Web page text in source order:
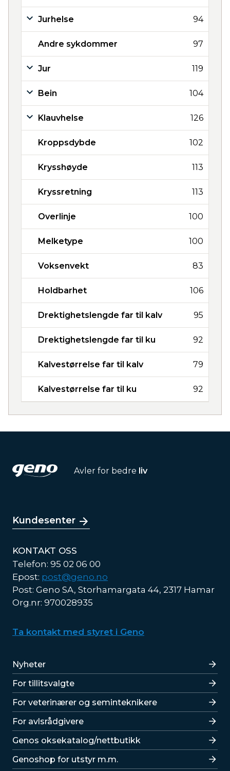
Jurhelse 94
Andre sykdommer 97
Jur 119
Bein 104
Klauvhelse 126
Kroppsdybde 102
Krysshøyde 113
Kryssretning 113
Overlinje 100
Melketype 100
Voksenvekt 83
Holdbarhet 106
Drektighetslengde far til kalv 95
Drektighetslengde far til ku 92
Kalvestørrelse far til kalv 79
Kalvestørrelse far til ku 92
Avler for bedre liv
Kundesenter
KONTAKT OSS
Telefon: 95 02 06 00
Epost: post@geno.no
Post: Geno SA, Storhamargata 44, 2317 Hamar
Org.nr: 970028935
Ta kontakt med styret i Geno
Lenker
Nyheter
For tillitsvalgte
For veterinærer og seminteknikere
For avlsrådgivere
Lenker
Genos oksekatalog/nettbutikk
Genoshop for utstyr m.m.